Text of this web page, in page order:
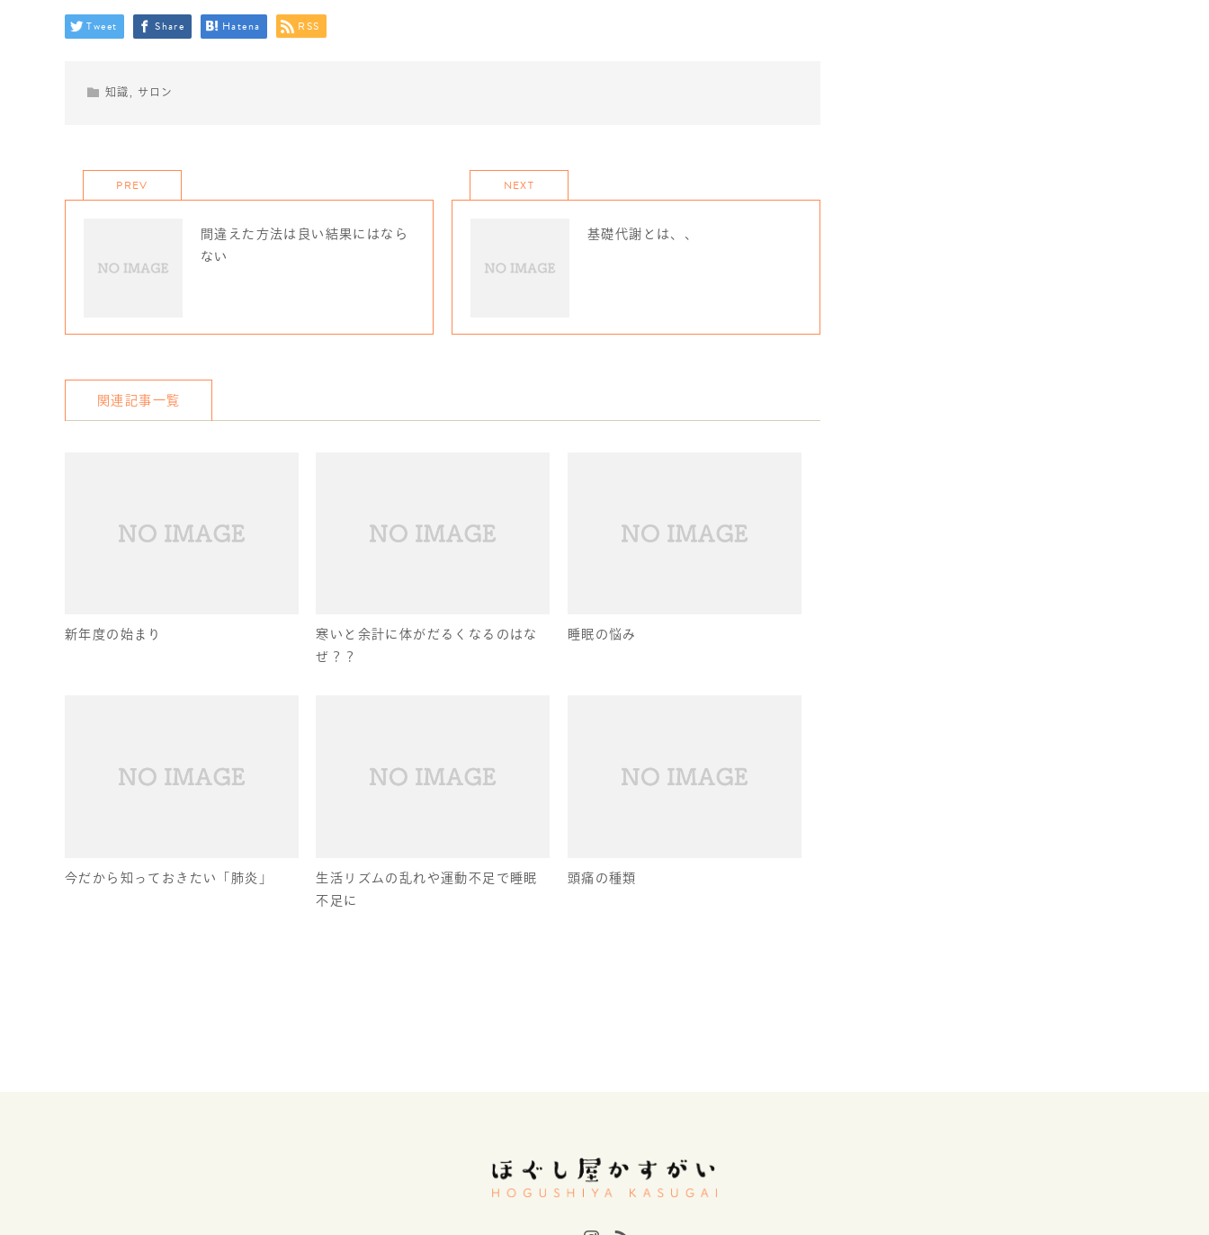
Tweet Share Hatena RSS
知識, サロン
PREV
間違えた方法は良い結果にはなら
ない
NEXT
基礎代謝とは、、
関連記事一覧
新年度の始まり
寒いと余計に体がだるくなるのはな
ぜ？？
睡眠の悩み
今だから知っておきたい「肺炎」
生活リズムの乱れや運動不足で睡眠
不足に
頭痛の種類